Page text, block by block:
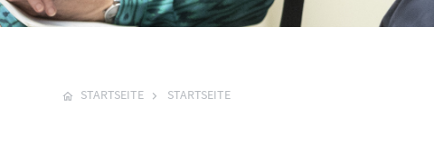
STARTSEITE STARTSEITE